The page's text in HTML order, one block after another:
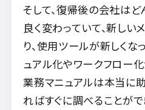
そして、復帰後の会社は
良く変わっていて、新しい
り、使用ツールが新しくな
ュアル化やワークフロー
業務マニュアルは本当に
ればすぐに調べることがで